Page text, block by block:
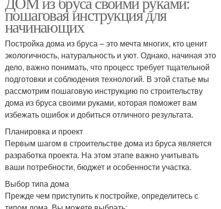
пошаговая инструкция для
начинающих
Постройка дома из бруса – это мечта многих, кто ценит
экологичность, натуральность и уют. Однако, начиная это
дело, важно понимать, что процесс требует тщательной
подготовки и соблюдения технологий. В этой статье мы
рассмотрим пошаговую инструкцию по строительству
дома из бруса своими руками, которая поможет вам
избежать ошибок и добиться отличного результата.
Планировка и проект
Первым шагом в строительстве дома из бруса является
разработка проекта. На этом этапе важно учитывать
ваши потребности, бюджет и особенности участка.
Выбор типа дома
Прежде чем приступить к постройке, определитесь с